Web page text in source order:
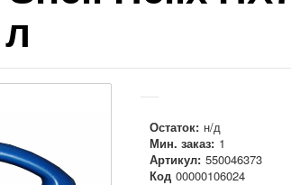
Остаток: н/д
Мин. заказ: 1
Артикул: 550046373
Код 00000106024